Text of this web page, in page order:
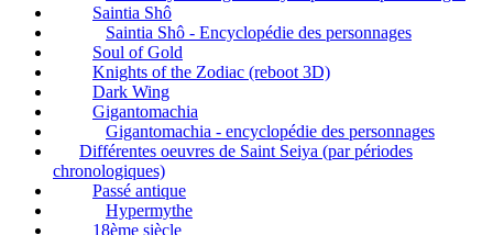
Saintia Shô
Saintia Shô - Encyclopédie des personnages
Soul of Gold
Knights of the Zodiac (reboot 3D)
Dark Wing
Gigantomachia
Gigantomachia - encyclopédie des personnages
Différentes oeuvres de Saint Seiya (par périodes
chronologiques)
Passé antique
Hypermythe
18ème siècle